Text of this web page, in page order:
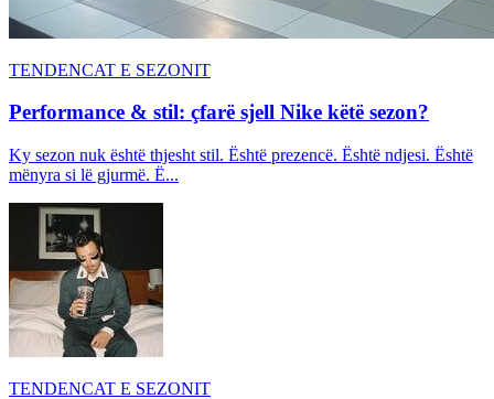
TENDENCAT E SEZONIT
Performance & stil: çfarë sjell Nike këtë sezon?
Ky sezon nuk është thjesht stil. Është prezencë. Është ndjesi. Është
mënyra si lë gjurmë. Ë...
TENDENCAT E SEZONIT